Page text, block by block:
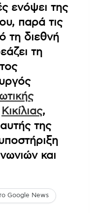
ενόψει της
παρά τις
τη διεθνή
τη
Κικίλιας,
της
και
Google News